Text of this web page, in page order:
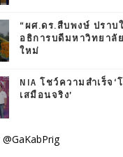
“ผศ.ดร.สืบพงษ์ ปราบ
อธิการบดีมหาวิทยาลั
ใหม่
NIA โชว์ความสำเร็จ
เสมือนจริง’